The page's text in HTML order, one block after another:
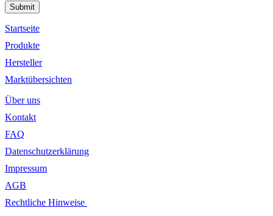
Please leave this field empty.
Startseite
Produkte
Hersteller
Marktübersichten
Über uns
Kontakt
FAQ
Datenschutzerklärung
Impressum
AGB
Rechtliche Hinweise